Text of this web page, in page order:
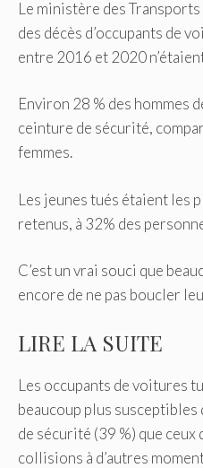
Le ministère des
des décès d’occupants de
entre 2016 et 2020
Environ 28 % des hommes
ceinture de sécurité,
femmes.
Les jeunes tués étaient les
retenus, à 32% des
C’est un vrai souci que
encore de ne pas boucler
LIRE LA SUITE
Les occupants de voitures
beaucoup plus
de sécurité (39 %) que ceux
collisions à d’autres